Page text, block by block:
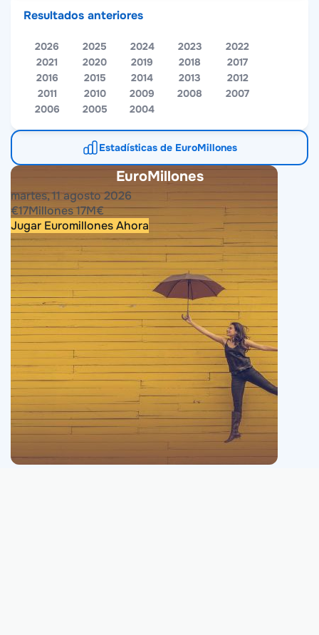
EuroMillones
martes, 11 agosto 2026
€17Millones17M€
Jugar Euromillones Ahora
Resultados anteriores
2026 2025 2024 2023
2022
2021
2020 2019 2018
2017
2016
2015 2014 2013
2012
2011
2010 2009 2008
2007
2006
2005 2004
Estadísticas de EuroMillones